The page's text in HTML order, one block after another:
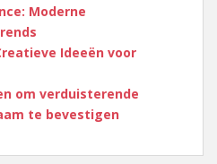
Moderne
Ideeën voor
om verduisterende
te bevestigen